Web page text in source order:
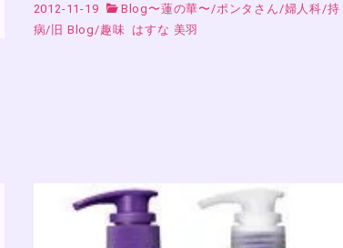
2012-11-19 Blog〜蓮の華〜/ポンタさん/婦人科/持
病/ 旧 Blog/趣味 はすな 美羽